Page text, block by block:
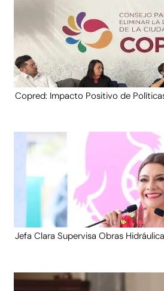
Copred: Impacto Positivo de
Jefa Clara Supervisa Obras